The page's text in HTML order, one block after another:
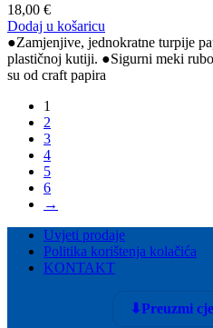
18,00 €
Dodaj u košaricu
●Zamjenjive, jednokratne turpije
plastičnoj kutiji. ●Sigurni meki
su od craft papira
1
2
3
4
5
6
→
Uvjeti prodaje
Politika korištenja kolačića
KONTAKT
⬇Preuzmi